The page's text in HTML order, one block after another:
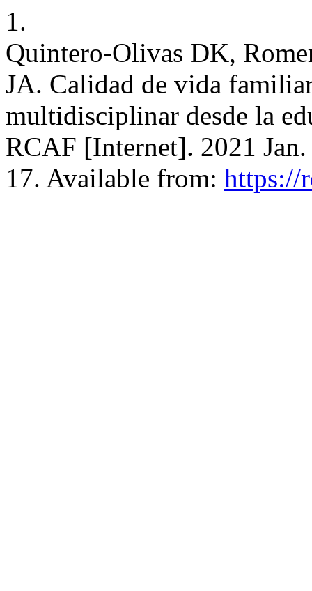
1.
Quintero-Olivas DK,
JA. Calidad de vida
multidisciplinar desde la
RCAF [Internet]. 2021
17. Available from: https://